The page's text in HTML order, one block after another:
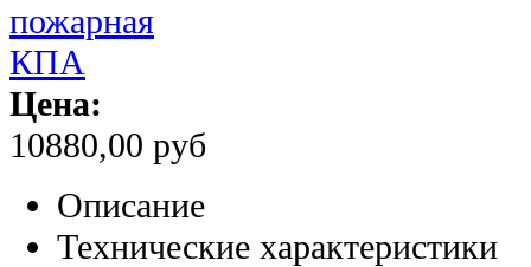
Цена:
10880,00 руб
Описание
Технические характеристики